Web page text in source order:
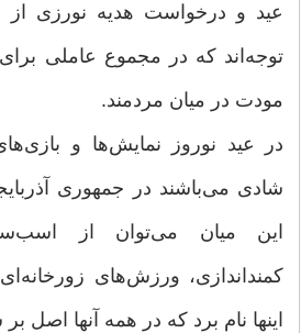
عید و درخواست هدیه نورزی از
توجه‌اند که در مجموع عاملی برای
مودت در میان مردمند.
در عید نوروز نمایش‌ها و
شادی می‌باشند در جمهوری
این میان می‌توان از
کمنداندازی، ورزش‌های
اینها نام برد که در همه آنها